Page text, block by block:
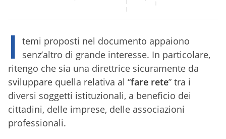
I temi proposti nel documento appaiono
senz’altro di grande interesse. In particolare,
ritengo che sia una direttrice sicuramente da
sviluppare quella relativa al “fare rete” tra i
diversi soggetti istituzionali, a beneficio dei
cittadini, delle imprese, delle associazioni
professionali.